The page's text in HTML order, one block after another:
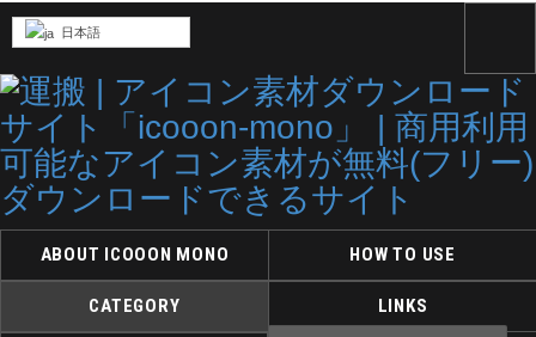
ABOUT ICOOON MONO HOW TO USE
CATEGORY LINKS
日本語